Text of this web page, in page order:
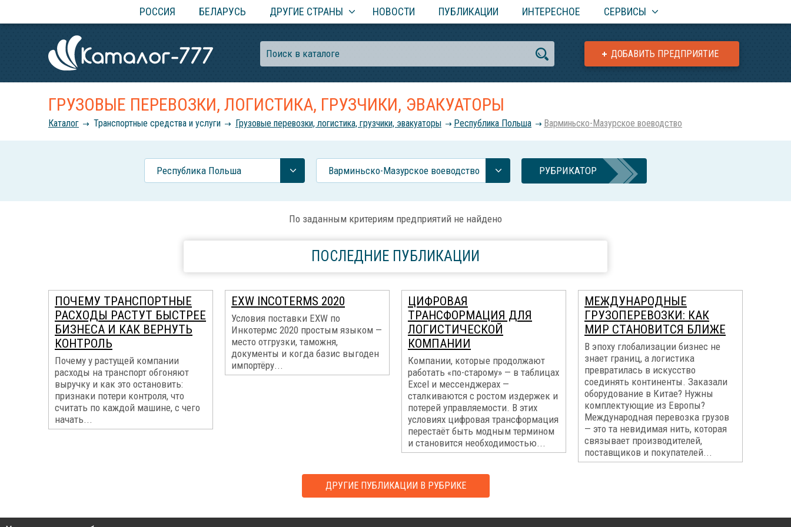
РОССИЯ БЕЛАРУСЬ ДРУГИЕ СТРАНЫ НОВОСТИ ПУБЛИКАЦИИ ИНТЕРЕСНОЕ СЕРВИСЫ
ДОБАВИТЬ ПРЕДПРИЯТИЕ
ГРУЗОВЫЕ ПЕРЕВОЗКИ, ЛОГИСТИКА, ГРУЗЧИКИ, ЭВАКУАТОРЫ
Каталог Транспортные средства и услуги Грузовые перевозки, логистика, грузчики, эвакуаторы Республика Польша Варминьско-Мазурское воеводство
Республика Польша Варминьско-Мазурское воеводство РУБРИКАТОР
По заданным критериям предприятий не найдено
ПОСЛЕДНИЕ ПУБЛИКАЦИИ
ПОЧЕМУ ТРАНСПОРТНЫЕ
РАСХОДЫ РАСТУТ БЫСТРЕЕ
БИЗНЕСА И КАК ВЕРНУТЬ
КОНТРОЛЬ
Почему у растущей компании
расходы на транспорт обгоняют
выручку и как это остановить:
признаки потери контроля, что
считать по каждой машине, с чего
начать...
EXW INCOTERMS 2020
Условия поставки EXW по
Инкотермс 2020 простым языком —
место отгрузки, таможня,
документы и когда базис выгоден
импортёру...
ЦИФРОВАЯ
ТРАНСФОРМАЦИЯ ДЛЯ
ЛОГИСТИЧЕСКОЙ
КОМПАНИИ
Компании, которые продолжают
работать «по-старому» — в таблицах
Excel и мессенджерах —
сталкиваются с ростом издержек и
потерей управляемости. В этих
условиях цифровая трансформация
перестаёт быть модным термином
и становится необходимостью...
МЕЖДУНАРОДНЫЕ
ГРУЗОПЕРЕВОЗКИ: КАК
МИР СТАНОВИТСЯ БЛИЖЕ
В эпоху глобализации бизнес не
знает границ, а логистика
превратилась в искусство
соединять континенты. Заказали
оборудование в Китае? Нужны
комплектующие из Европы?
Международная перевозка грузов
— это та невидимая нить, которая
связывает производителей,
поставщиков и покупателей...
ДРУГИЕ ПУБЛИКАЦИИ В РУБРИКЕ